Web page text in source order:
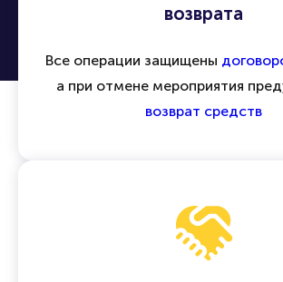
возврата
Все операции защищены
а при отмене мероприятия
возврат средств